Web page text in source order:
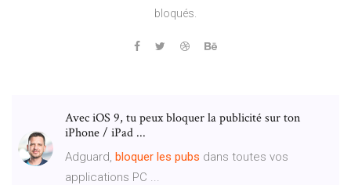
bloqués.
Avec iOS 9, tu peux bloquer la publicité sur ton
iPhone / iPad ...
Adguard, bloquer les pubs dans toutes vos
applications PC ...